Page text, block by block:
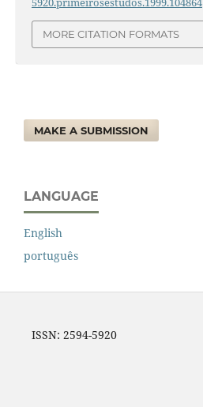
MORE CITATION FORMATS
MAKE A SUBMISSION
LANGUAGE
English
português
ISSN: 2594-5920